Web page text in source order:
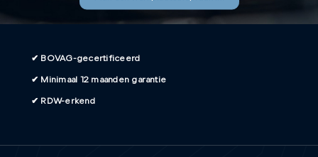
CONTACT
✔ BOVAG-gecertificeerd
✔ Minimaal 12 maanden garantie
✔ RDW-erkend